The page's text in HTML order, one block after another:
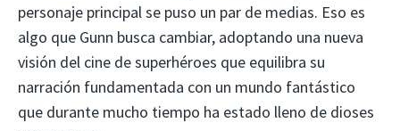
personaje principal se puso un par de medias. Eso es
algo que Gunn busca cambiar, adoptando una nueva
visión del cine de superhéroes que equilibra su
narración fundamentada con un mundo fantástico
que durante mucho tiempo ha estado lleno de dioses